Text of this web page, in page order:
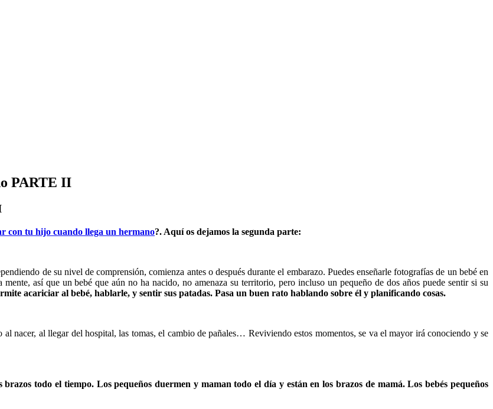
PARTE II
con tu hijo cuando llega un hermano?. Aquí os dejamos la segunda parte:
de su nivel de comprensión, comienza antes o después durante el embarazo. Puedes enseñarle fotografías de un bebé en
así que un bebé que aún no ha nacido, no amenaza su territorio, pero incluso un pequeño de dos años puede sentir si su
acariciar al bebé, hablarle, y sentir sus patadas. Pasa un buen rato hablando sobre él y planificando cosas.
al nacer, al llegar del hospital, las tomas, el cambio de pañales… Reviviendo estos momentos, se va el mayor irá conociendo y se
todo el tiempo. Los pequeños duermen y maman todo el día y están en los brazos de mamá. Los bebés pequeños